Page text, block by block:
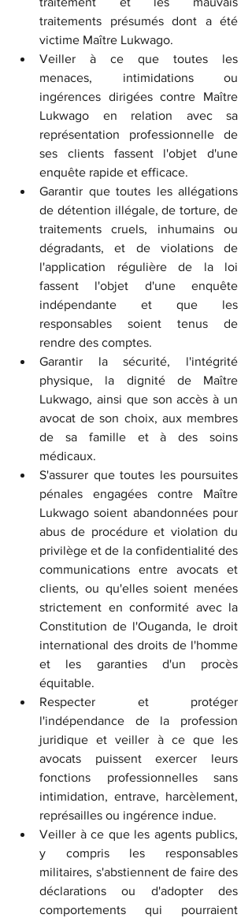
traitements présumés dont a été
victime Maître Lukwago.
Veiller à ce que toutes les
menaces, intimidations ou
ingérences dirigées contre Maître
Lukwago en relation avec sa
représentation professionnelle de
ses clients fassent l'objet d'une
enquête rapide et efficace.
Garantir que toutes les allégations
de détention illégale, de torture, de
traitements cruels, inhumains ou
dégradants, et de violations de
l'application régulière de la loi
fassent l'objet d'une enquête
indépendante et que les
responsables soient tenus de
rendre des comptes.
Garantir la sécurité, l'intégrité
physique, la dignité de Maître
Lukwago, ainsi que son accès à un
avocat de son choix, aux membres
de sa famille et à des soins
médicaux.
S'assurer que toutes les poursuites
pénales engagées contre Maître
Lukwago soient abandonnées pour
abus de procédure et violation du
privilège et de la confidentialité des
communications entre avocats et
clients, ou qu'elles soient menées
strictement en conformité avec la
Constitution de l'Ouganda, le droit
international des droits de l'homme
et les garanties d'un procès
équitable.
Respecter et protéger
l'indépendance de la profession
juridique et veiller à ce que les
avocats puissent exercer leurs
fonctions professionnelles sans
intimidation, entrave, harcèlement,
représailles ou ingérence indue.
Veiller à ce que les agents publics,
y compris les responsables
militaires, s'abstiennent de faire des
déclarations ou d'adopter des
comportements qui pourraient